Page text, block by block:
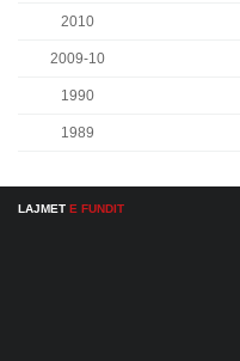
2010
2009-10
1990
1989
LAJMET E FUNDIT